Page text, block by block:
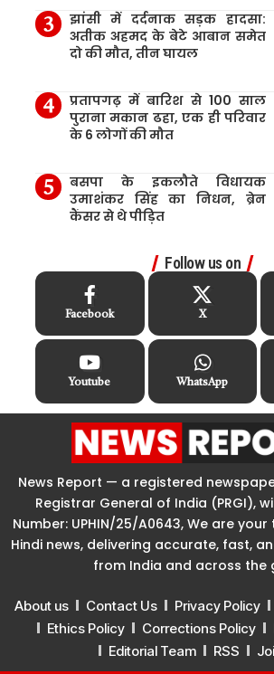
झांसी में दर्दनाक सड़क हादसा:
अतीक अहमद के बेटे आबान समेत
दो की मौत, तीन घायल
प्रतापगढ़ में बारिश से 100 साल
पुराना मकान ढहा, एक ही परिवार
के 6 लोगों की मौत
बसपा के इकलौते विधायक
उमाशंकर सिंह का निधन, ब्रेन
कैंसर से थे पीड़ित
Follow us on
Facebook X
Youtube WhatsApp
News Report — a registered
Registrar General of India (PRGI),
Number: UPHIN/25/A0643, We are
Hindi news, delivering accurate, fast,
from India and across the
About us Contact Us Privacy Policy
Ethics Policy
Corrections Policy
Editorial Team
RSS